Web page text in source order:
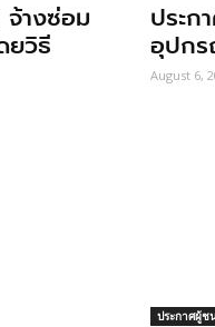
จ้างซ่อม
ยวิธี
ประก
อุปกร
August 6,
ประกาศผู้ช